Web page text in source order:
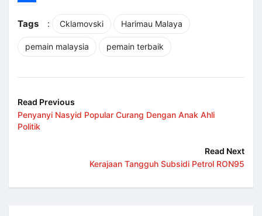
Tags
: Cklamovski Harimau Malaya
pemain malaysia pemain terbaik
Read Previous
Penyanyi Nasyid Popular Curang Dengan Anak Ahli
Politik
Read Next
Kerajaan Tangguh Subsidi Petrol RON95